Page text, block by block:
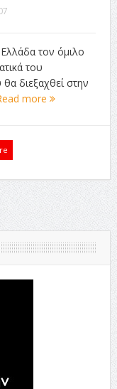
τον όμιλο
του
διεξαχθεί στην
more